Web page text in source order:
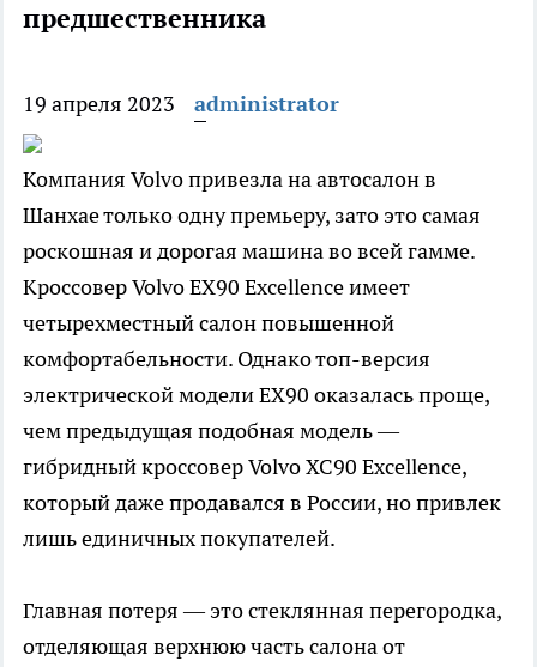
предшественника
19 апреля 2023 administrator
Компания Volvo привезла на автосалон в
Шанхае только одну премьеру, зато это самая
роскошная и дорогая машина во всей гамме.
Кроссовер Volvo EX90 Excellence имеет
четырехместный салон повышенной
комфортабельности. Однако топ-версия
электрической модели EX90 оказалась проще,
чем предыдущая подобная модель —
гибридный кроссовер Volvo XC90 Excellence,
который даже продавался в России, но привлек
лишь единичных покупателей.
Главная потеря — это стеклянная перегородка,
отделяющая верхнюю часть салона от